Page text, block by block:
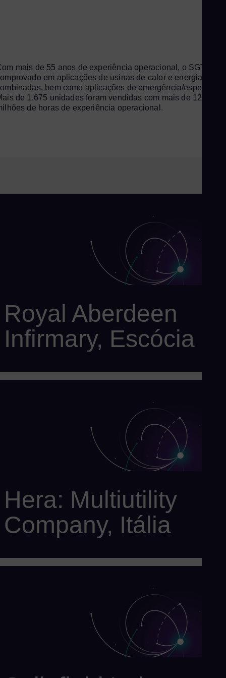
mais de 55 anos de experiência operacional, o SGT-A05
em aplicações de usinas de calor e energia
bem como aplicações de emergência/espera.
de 1.675 unidades foram vendidas com mais de 127
de horas de experiência operacional.
Royal Aberdeen
Infirmary, Escócia
disponibilidade de energia essencial para os serviços críticos
de segurança prestados em todo o maior complexo hospitalar
Redução das emissões de CO2 em 17%
Hera: Multiutility
Company, Itália
de CO2 a cada ano térmico. Isso equivale a tirar mais de 500